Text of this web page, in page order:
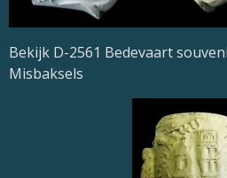
Bekijk D-2561 Bedevaart
Misbaksels